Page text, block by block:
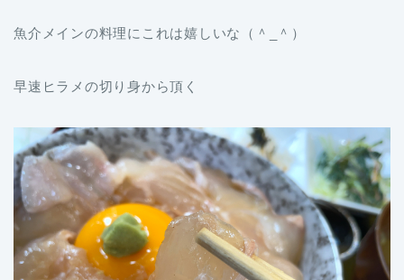
魚介メインの料理にこれは嬉しいな（＾_＾）
早速ヒラメの切り身から頂く